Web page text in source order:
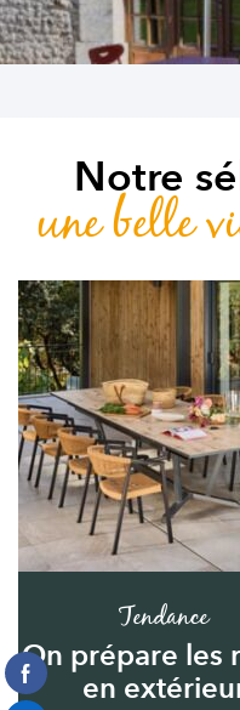
Notre
une belle
Tendance
On prépare les
en